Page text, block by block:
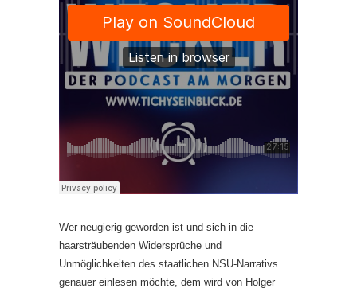
Wer neugierig geworden ist und sich in die
haarsträubenden Widersprüche und
Unmöglichkeiten des staatlichen NSU-Narrativs
genauer einlesen möchte, dem wird von Holger